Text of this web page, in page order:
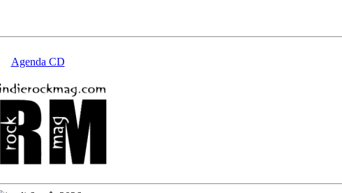
Agenda CD